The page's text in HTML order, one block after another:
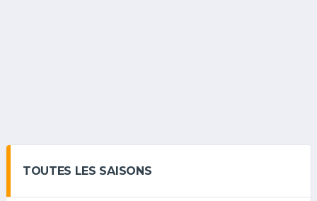
TOUTES LES SAISONS